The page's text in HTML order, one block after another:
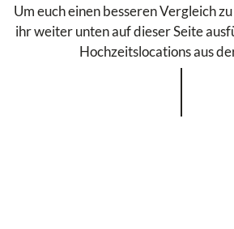
Um euch einen besseren Vergleich
ihr weiter unten auf dieser Seite
Hochzeitslocations aus